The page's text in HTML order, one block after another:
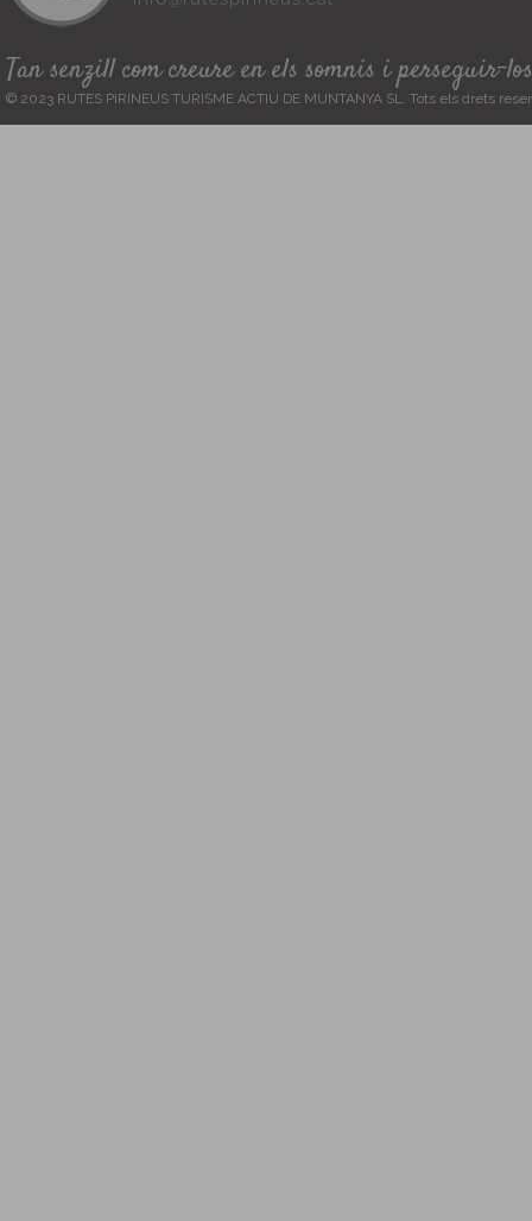
Tan senzill com creure en els somnis i perseguir-los
© 2023 RUTES PIRINEUS TURISME ACTIU DE MUNTANYA SL. Tots els drets